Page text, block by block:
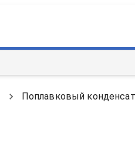
Поплавковый